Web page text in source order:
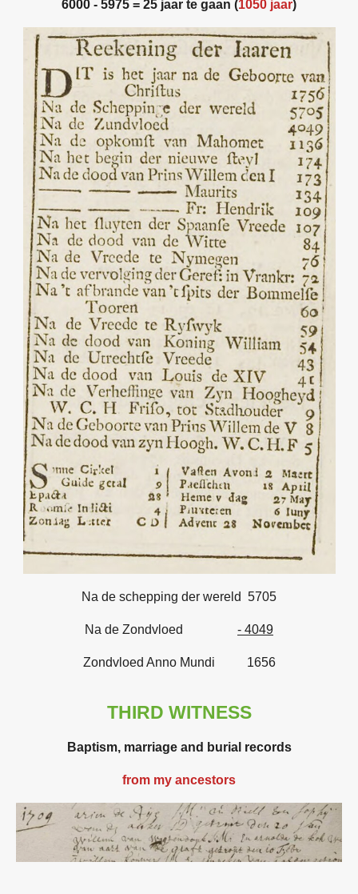
6000 - 5975 = 25 jaar te gaan (1050 jaar)
Na de schepping der wereld 5705
Na de Zondvloed - 4049
Zondvloed Anno Mundi 1656
THIRD WITNESS
Baptism, marriage and burial records
from my ancestors